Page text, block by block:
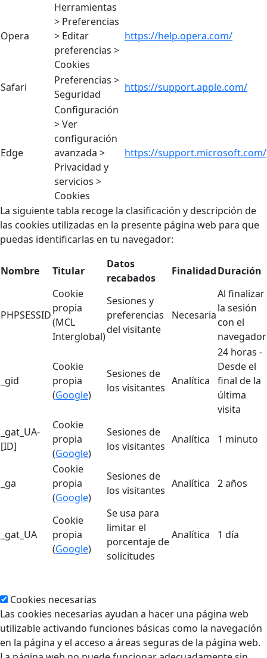
Opera
Herramientas
> Preferencias
> Editar
preferencias >
Cookies
https://help.opera.com/
Safari
Preferencias >
Seguridad
https://support.apple.com/
Edge
Configuración
> Ver
configuración
avanzada >
Privacidad y
servicios >
Cookies
https://support.microsoft.com/
La siguiente tabla recoge la clasificación y descripción de
las cookies utilizadas en la presente página web para que
puedas identificarlas en tu navegador:
Nombre Titular
Datos
recabados
FinalidadDuración
PHPSESSID
Cookie
propia
(MCL
Interglobal)
Sesiones y
preferencias
del visitante
Necesaria
Al finalizar
la sesión
con el
navegador
_gid
Cookie
propia
(Google)
Sesiones de
los visitantes
Analítica
24 horas -
Desde el
final de la
última
visita
_gat_UA-
[ID]
Cookie
propia
(Google)
Sesiones de
los visitantes
Analítica 1 minuto
_ga
Cookie
propia
(Google)
Sesiones de
los visitantes
Analítica 2 años
_gat_UA
Cookie
propia
(Google)
Se usa para
limitar el
porcentaje de
solicitudes
Analítica 1 día
Cookies necesarias
Las cookies necesarias ayudan a hacer una página web
utilizable activando funciones básicas como la navegación
en la página y el acceso a áreas seguras de la página web.